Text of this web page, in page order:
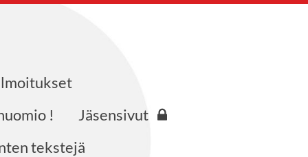
!
Jäsensivut
tekstejä